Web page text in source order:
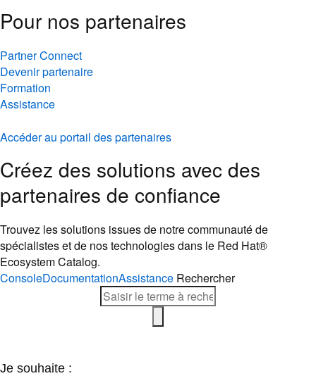
Pour nos partenaires
Partner Connect
Devenir partenaire
Formation
Assistance
Accéder au portail des partenaires
Créez des solutions avec des
partenaires de confiance
Trouvez les solutions issues de notre communauté de
spécialistes et de nos technologies dans le Red Hat®
Ecosystem Catalog.
ConsoleDocumentationAssistance Rechercher
Je souhaite :